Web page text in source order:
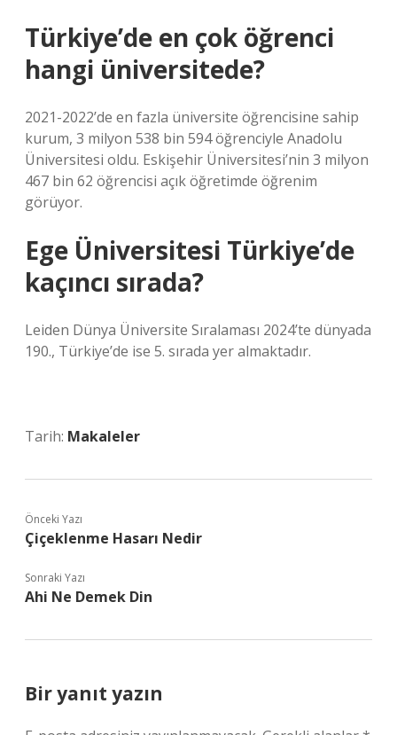
Türkiye’de en çok öğrenci
hangi üniversitede?
2021-2022’de en fazla üniversite öğrencisine sahip
kurum, 3 milyon 538 bin 594 öğrenciyle Anadolu
Üniversitesi oldu. Eskişehir Üniversitesi’nin 3 milyon
467 bin 62 öğrencisi açık öğretimde öğrenim
görüyor.
Ege Üniversitesi Türkiye’de
kaçıncı sırada?
Leiden Dünya Üniversite Sıralaması 2024’te dünyada
190., Türkiye’de ise 5. sırada yer almaktadır.
Tarih: Makaleler
Önceki Yazı
Çiçeklenme Hasarı Nedir
Sonraki Yazı
Ahi Ne Demek Din
Bir yanıt yazın